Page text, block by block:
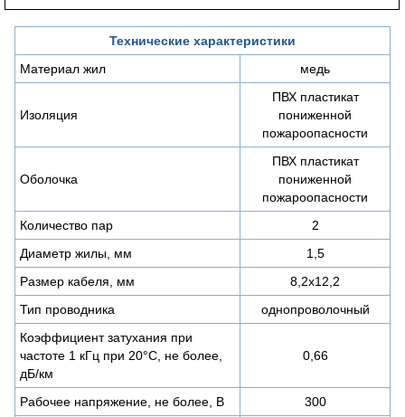
Технические характеристики
Материал жил
медь
Изоляция
ПВХ пластикат
пониженной
пожароопасности
Оболочка
ПВХ пластикат
пониженной
пожароопасности
Количество пар
2
Диаметр жилы, мм
1,5
Размер кабеля, мм
8,2х12,2
Тип проводника
однопроволочный
Коэффициент затухания при
частоте 1 кГц при 20°С, не более,
дБ/км
0,66
Рабочее напряжение, не более, В
300